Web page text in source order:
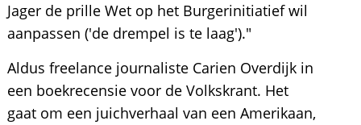
Jager de prille Wet op het Burgerinitiatief wil
aanpassen ('de drempel is te laag')."
Aldus freelance journaliste Carien Overdijk in
een boekrecensie voor de Volkskrant. Het
gaat om een juichverhaal van een Amerikaan,